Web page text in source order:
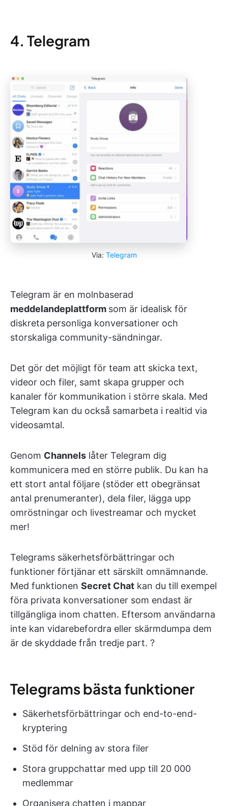
4. Telegram
Via: Telegram
Telegram är en molnbaserad
meddelandeplattform som är idealisk för
diskreta personliga konversationer och
storskaliga community-sändningar.
Det gör det möjligt för team att skicka text,
videor och filer, samt skapa grupper och
kanaler för kommunikation i större skala. Med
Telegram kan du också samarbeta i realtid via
videosamtal.
Genom Channels låter Telegram dig
kommunicera med en större publik. Du kan ha
ett stort antal följare (stöder ett obegränsat
antal prenumeranter), dela filer, lägga upp
omröstningar och livestreamar och mycket
mer!
Telegrams säkerhetsförbättringar och
funktioner förtjänar ett särskilt omnämnande.
Med funktionen Secret Chat kan du till exempel
föra privata konversationer som endast är
tillgängliga inom chatten. Eftersom användarna
inte kan vidarebefordra eller skärmdumpa dem
är de skyddade från tredje part. ?
Telegrams bästa funktioner
Säkerhetsförbättringar och end-to-end-
kryptering
Stöd för delning av stora filer
Stora gruppchattar med upp till 20 000
medlemmar
Organisera chatten i mappar